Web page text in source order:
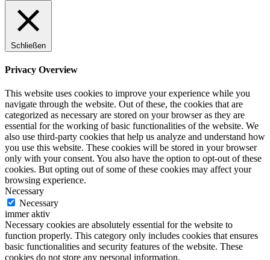
Schließen
Privacy Overview
This website uses cookies to improve your experience while you
navigate through the website. Out of these, the cookies that are
categorized as necessary are stored on your browser as they are
essential for the working of basic functionalities of the website. We
also use third-party cookies that help us analyze and understand how
you use this website. These cookies will be stored in your browser
only with your consent. You also have the option to opt-out of these
cookies. But opting out of some of these cookies may affect your
browsing experience.
Necessary
Necessary
immer aktiv
Necessary cookies are absolutely essential for the website to
function properly. This category only includes cookies that ensures
basic functionalities and security features of the website. These
cookies do not store any personal information.